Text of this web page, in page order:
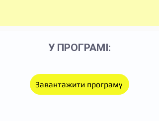
У ПРОГРАМІ:
Завантажити програму